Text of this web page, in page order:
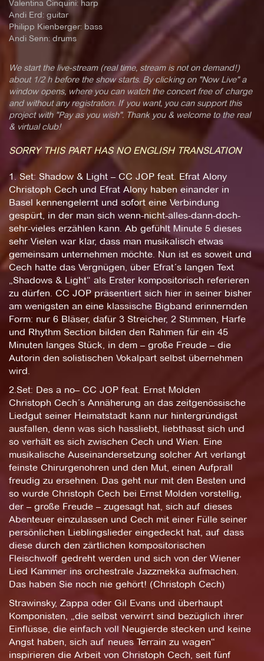
Valentina Cinquini: harp
Andi Erd: guitar
Philipp Kienberger: bass
Andi Senn: drums
We start the live-stream (real time, stream is not on demand!)
about 1/2 h before the show starts. By clicking on "Now Live" a
window opens, where you can watch the concert free of charge
and without any registration. If you want, you can support this
project with "Pay as you wish". Thank you & welcome to the real
& virtual club!
SORRY THIS PART HAS NO ENGLISH TRANSLATION
1. Set: Shadow & Light – CC JOP feat. Efrat Alony
Christoph Cech und Efrat Alony haben einander in
Basel kennengelernt und sofort eine Verbindung
gespürt, in der man sich wenn-nicht-alles-dann-doch-
sehr-vieles erzählen kann. Ab gefühlt Minute 5 dieses
sehr Vielen war klar, dass man musikalisch etwas
gemeinsam unternehmen möchte. Nun ist es soweit und
Cech hatte das Vergnügen, über Efrat´s langen Text
„Shadows & Light“ als Erster kompositorisch referieren
zu dürfen. CC JOP präsentiert sich hier in seiner bisher
am wenigsten an eine klassische Bigband erinnernden
Form: nur 6 Bläser, dafür 3 Streicher, 2 Stimmen, Harfe
und Rhythm Section bilden den Rahmen für ein 45
Minuten langes Stück, in dem – große Freude – die
Autorin den solistischen Vokalpart selbst übernehmen
wird.
2.Set: Des a no– CC JOP feat. Ernst Molden
Christoph Cech´s Annäherung an das zeitgenössische
Liedgut seiner Heimatstadt kann nur hintergründigst
ausfallen, denn was sich hassliebt, liebthasst sich und
so verhält es sich zwischen Cech und Wien. Eine
musikalische Auseinandersetzung solcher Art verlangt
feinste Chirurgenohren und den Mut, einen Aufprall
freudig zu ersehnen. Das geht nur mit den Besten und
so wurde Christoph Cech bei Ernst Molden vorstellig,
der – große Freude – zugesagt hat, sich auf dieses
Abenteuer einzulassen und Cech mit einer Fülle seiner
persönlichen Lieblingslieder eingedeckt hat, auf dass
diese durch den zärtlichen kompositorischen
Fleischwolf gedreht werden und sich von der Wiener
Lied Kammer ins orchestrale Jazzmekka aufmachen.
Das haben Sie noch nie gehört! (Christoph Cech)
Strawinsky, Zappa oder Gil Evans und überhaupt
Komponisten, „die selbst verwirrt sind bezüglich ihrer
Einflüsse, die einfach voll Neugierde stecken und keine
Angst haben, sich auf neues Terrain zu wagen“
inspirieren die Arbeit von Christoph Cech, seit fünf